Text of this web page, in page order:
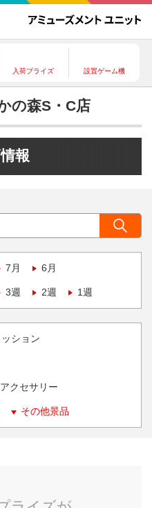
入荷プライズ 設置ゲーム機
の森S・C店
報
7月 6月
3週 2週 1週
ション
クセサリー
その他景品